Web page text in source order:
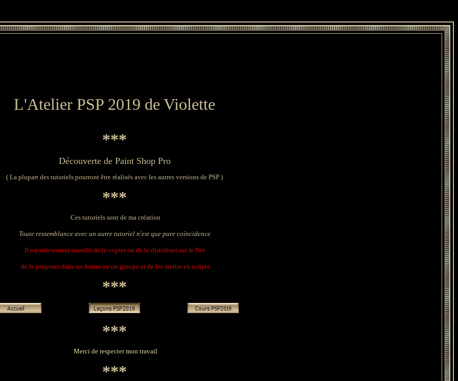
L'Atelier PSP 2019 de Violette
***
Découverte de Paint Shop Pro
( La plupart des tutoriels pourront être réalisés avec les autres versions de PSP )
***
Ces tutoriels sont de ma création
Toute ressemblance avec un autre tutoriel n'est que pure coïncidence
Il est strictement interdit de le copier ou de le distribuer sur le Net
de le proposer dans un forum ou un groupe et de les mettre en scripts
***
***
Merci de respecter mon travail
***